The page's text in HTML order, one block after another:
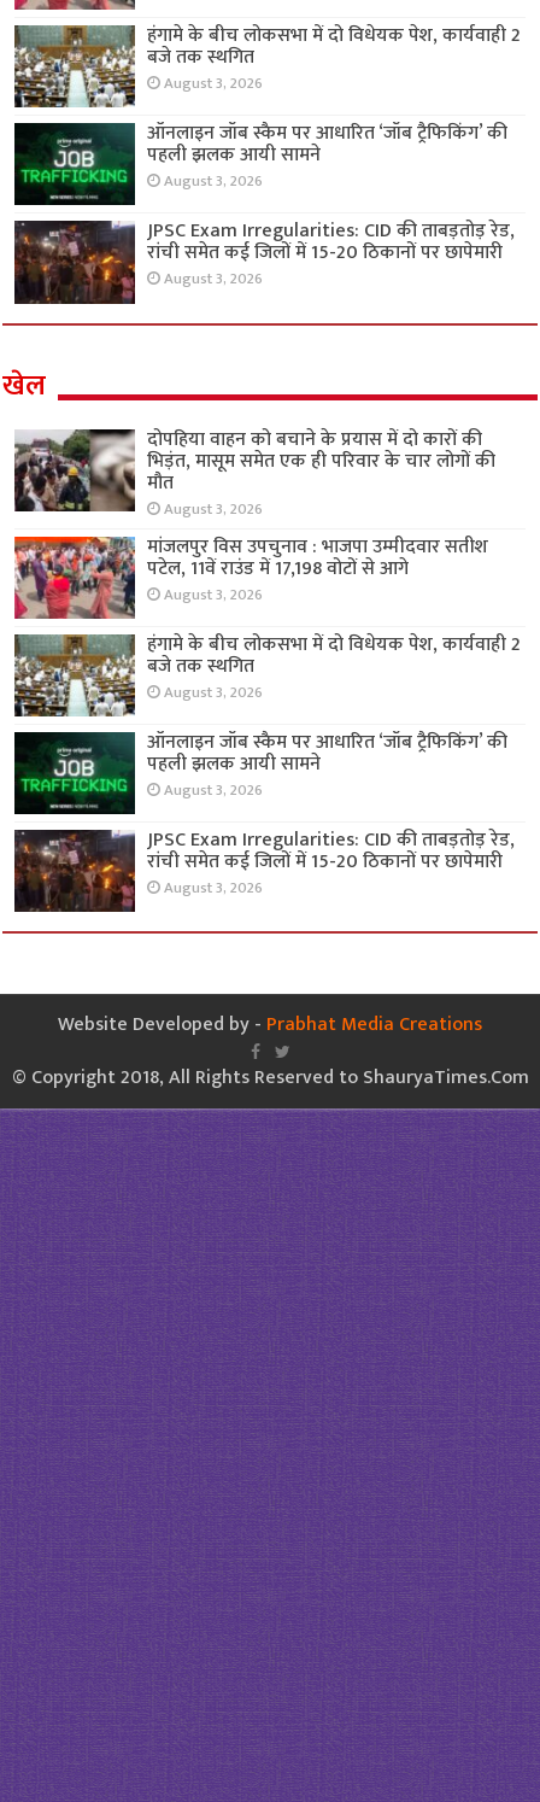
हंगामे के बीच लोकसभा में दो विधेयक पेश, कार्यवाही 2
बजे तक स्थगित
August 3, 2026
ऑनलाइन जॉब स्कैम पर आधारित ‘जॉब ट्रैफिकिंग’ की
पहली झलक आयी सामने
August 3, 2026
JPSC Exam Irregularities: CID की ताबड़तोड़ रेड,
रांची समेत कई जिलों में 15-20 ठिकानों पर छापेमारी
August 3, 2026
खेल
दोपहिया वाहन को बचाने के प्रयास में दो कारों की
भिड़ंत, मासूम समेत एक ही परिवार के चार लोगों की
मौत
August 3, 2026
मांजलपुर विस उपचुनाव : भाजपा उम्मीदवार सतीश
पटेल, 11वें राउंड में 17,198 वोटों से आगे
August 3, 2026
हंगामे के बीच लोकसभा में दो विधेयक पेश, कार्यवाही 2
बजे तक स्थगित
August 3, 2026
ऑनलाइन जॉब स्कैम पर आधारित ‘जॉब ट्रैफिकिंग’ की
पहली झलक आयी सामने
August 3, 2026
JPSC Exam Irregularities: CID की ताबड़तोड़ रेड,
रांची समेत कई जिलों में 15-20 ठिकानों पर छापेमारी
August 3, 2026
Website Developed by - Prabhat Media Creations
© Copyright 2018, All Rights Reserved to ShauryaTimes.Com